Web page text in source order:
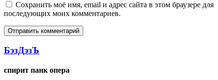
Сохранить моё имя, email и адрес сайта в этом браузере для
последующих моих комментариев.
БэзДэзЪ
спирит панк опера